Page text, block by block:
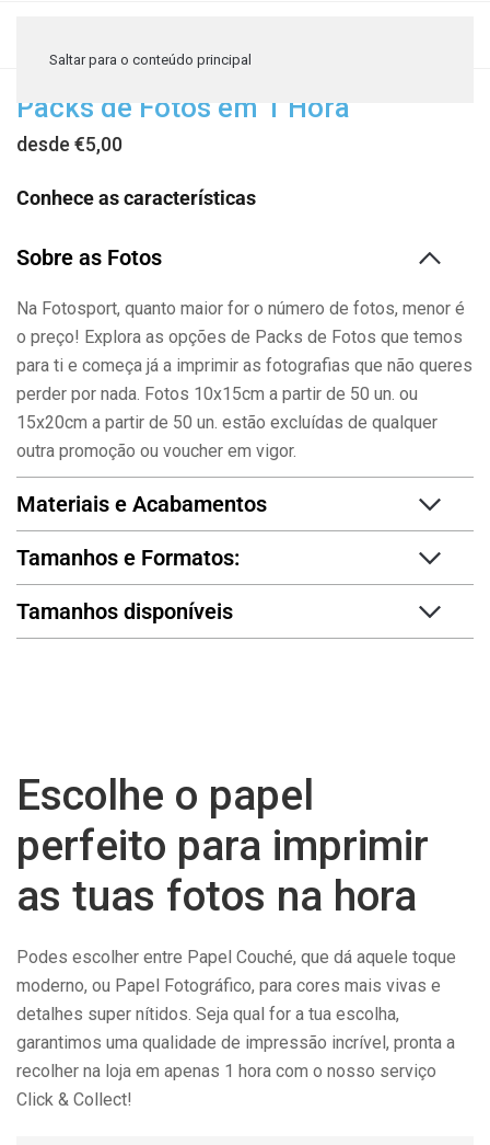
Saltar para o conteúdo principal
Packs de Fotos em 1 Hora
desde €5,00
Conhece as características
Sobre as Fotos
Na Fotosport, quanto maior for o número de fotos, menor é
o preço! Explora as opções de Packs de Fotos que temos
para ti e começa já a imprimir as fotografias que não queres
perder por nada. Fotos 10x15cm a partir de 50 un. ou
15x20cm a partir de 50 un. estão excluídas de qualquer
outra promoção ou voucher em vigor.
Materiais e Acabamentos
Tamanhos e Formatos:
Tamanhos disponíveis
Escolhe o papel
perfeito para imprimir
as tuas fotos na hora
Podes escolher entre Papel Couché, que dá aquele toque
moderno, ou Papel Fotográfico, para cores mais vivas e
detalhes super nítidos. Seja qual for a tua escolha,
garantimos uma qualidade de impressão incrível, pronta a
recolher na loja em apenas 1 hora com o nosso serviço
Click & Collect!